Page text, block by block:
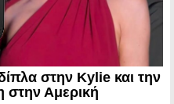
στην Kylie και την
Αμερική